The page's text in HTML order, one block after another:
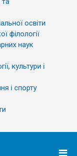
освіти
філології
наук
культури і
і спорту